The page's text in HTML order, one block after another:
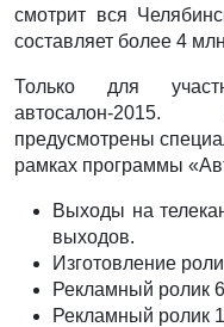
смотрит вся
составляет более 4
Только для
автосалон-2015.
предусмотрены
рамках программы
Выходы на
выходов.
Изготовление
Рекламный ролик
Рекламный ролик